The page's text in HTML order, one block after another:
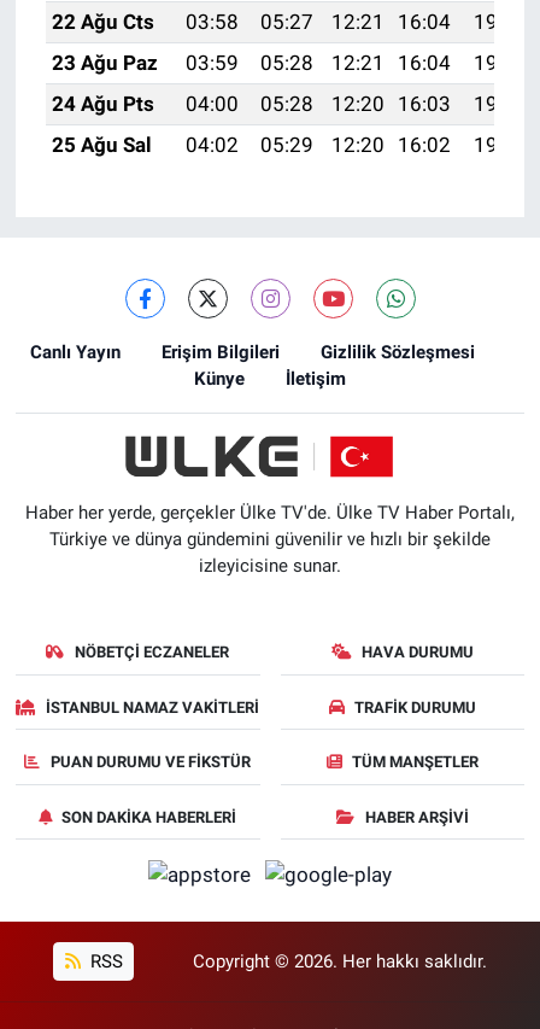
22 Ağu Cts
03:58 05:27 12:21 16:04
19:05
23 Ağu Paz
03:59 05:28 12:21 16:04
19:04
24 Ağu Pts
04:00 05:28 12:20 16:03
19:03
25 Ağu Sal
04:02 05:29 12:20 16:02 19:01
Canlı Yayın Erişim Bilgileri
Gizlilik Sözleşmesi
Künye
İletişim
Haber her yerde, gerçekler Ülke TV'de. Ülke TV Haber Portalı,
Türkiye ve dünya gündemini güvenilir ve hızlı bir şekilde
izleyicisine sunar.
NÖBETÇI ECZANELER HAVA DURUMU
İSTANBUL NAMAZ VAKITLERI TRAFIK DURUMU
PUAN DURUMU VE FIKSTÜR TÜM MANŞETLER
SON DAKIKA HABERLERI HABER ARŞIVI
RSS Copyright © 2026. Her hakkı saklıdır.